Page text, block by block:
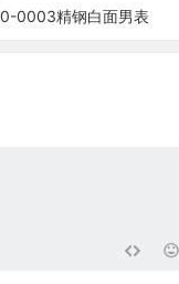
0003精钢白面男表